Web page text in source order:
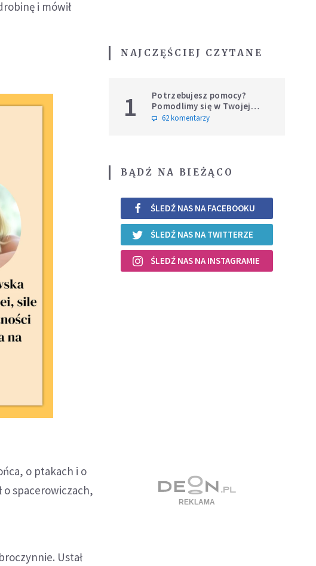
i mówił
o ptakach i o
o spacerowiczach,
Ustał
NAJCZĘŚCIEJ CZYTANE
1
Potrzebujesz pomocy?
Pomodlimy się w Twojej
intencji
62 komentarzy
BĄDŹ NA BIEŻĄCO
ŚLEDŹ NAS NA FACEBOOKU
ŚLEDŹ NAS NA TWITTERZE
ŚLEDŹ NAS NA INSTAGRAMIE